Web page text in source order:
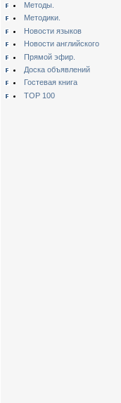
Методы.
Методики.
Новости языков
Новости английского
Прямой эфир.
Доска объявлений
Гостевая книга
TOP 100